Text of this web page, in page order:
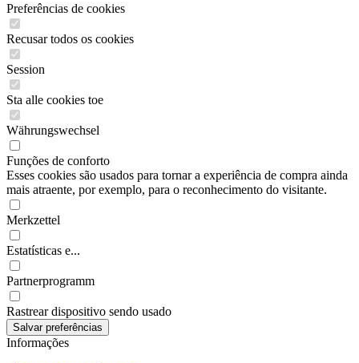
Preferências de cookies
Recusar todos os cookies
Session
Sta alle cookies toe
Währungswechsel
Funções de conforto
Esses cookies são usados para tornar a experiência de compra ainda
mais atraente, por exemplo, para o reconhecimento do visitante.
Merkzettel
Estatísticas e...
Partnerprogramm
Rastrear dispositivo sendo usado
Informações